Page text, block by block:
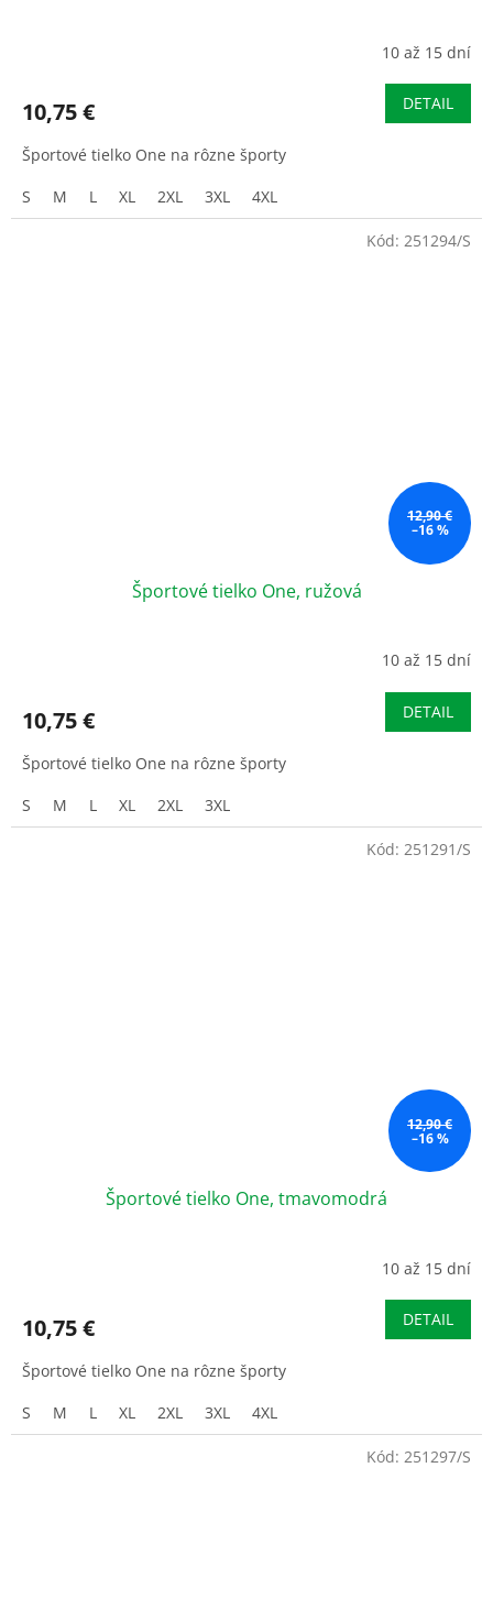
10 až 15 dní
10,75 € DETAIL
Športové tielko One na rôzne športy
S
M L XL 2XL 3XL 4XL
12,90 €
–16 %
Športové tielko One, ružová
10 až 15 dní
10,75 € DETAIL
Športové tielko One na rôzne športy
S
M L XL 2XL 3XL
Kód: 251294/S
12,90 €
–16 %
Športové tielko One, tmavomodrá
10 až 15 dní
10,75 € DETAIL
Športové tielko One na rôzne športy
S
M L XL 2XL 3XL 4XL
Kód: 251291/S
Kód: 251297/S